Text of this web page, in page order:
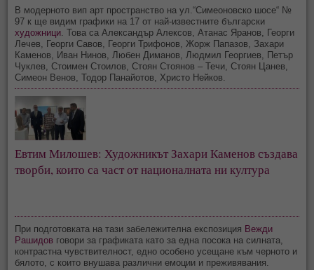
В модерното вип арт пространство на ул.“Симеоновско шосе“ №
97 к ще видим графики на 17 от най-известните български
художници . Това са Александър Алексов, Атанас Яранов, Георги
Лечев, Георги Савов, Георги Трифонов, Жорж Папазов, Захари
Каменов, Иван Нинов, Любен Диманов, Людмил Георгиев, Петър
Чуклев, Стоимен Стоилов, Стоян Стоянов – Течи, Стоян Цанев,
Симеон Венов, Тодор Панайотов, Христо Нейков.
Евтим Милошев: Художникът Захари Каменов създава
творби, които са част от националната ни култура
При подготовката на тази забележителна експозиция Вежди
Рашидов говори за графиката като за една посока на силната,
контрастна чувствителност, едно особено усещане към черното и
бялото, с които внушава различни емоции и преживявания.